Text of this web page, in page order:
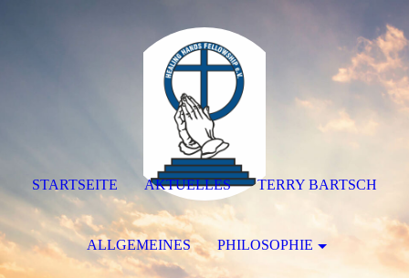
STARTSEITE AKTUELLES TERRY BARTSCH
ALLGEMEINES PHILOSOPHIE